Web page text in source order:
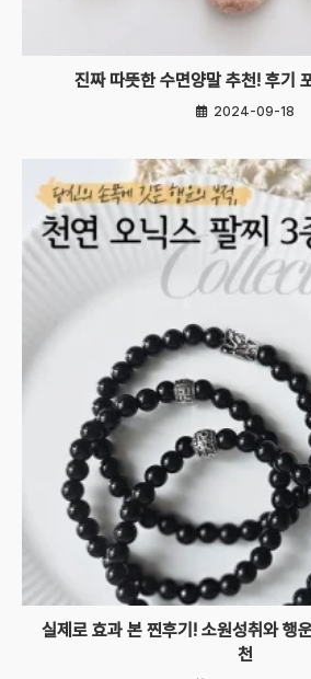
진짜 따뜻한 수면양말 추천! 후기
2024-09-18
실제로 효과 본 찐후기! 소원성취와 행
천